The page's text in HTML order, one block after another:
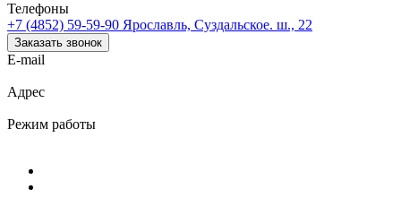
Телефоны
+7 (4852) 59-59-90 Ярославль, Суздальское. ш., 22
Заказать звонок
E-mail
Адрес
Режим работы